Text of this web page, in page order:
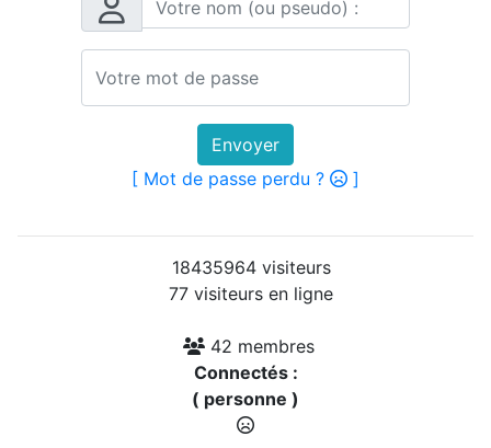
Envoyer
[ Mot de passe perdu ?
]
18435964 visiteurs
77 visiteurs en ligne
42 membres
Connectés :
( personne )